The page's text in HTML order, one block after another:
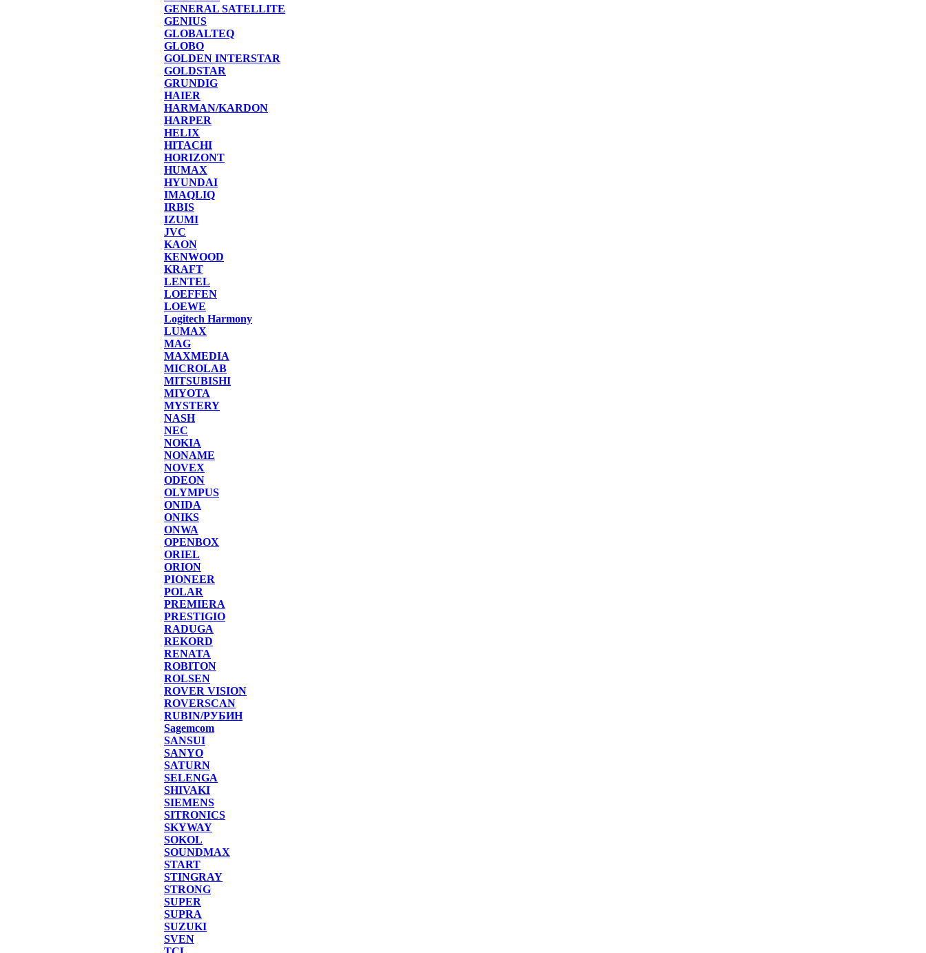
GENERAL SATELLITE
GENIUS
GLOBALTEQ
GLOBO
GOLDEN INTERSTAR
GOLDSTAR
GRUNDIG
HAIER
HARMAN/KARDON
HARPER
HELIX
HITACHI
HORIZONT
HUMAX
HYUNDAI
IMAQLIQ
IRBIS
IZUMI
JVC
KAON
KENWOOD
KRAFT
LENTEL
LOEFFEN
LOEWE
Logitech Harmony
LUMAX
MAG
MAXMEDIA
MICROLAB
MITSUBISHI
MIYOTA
MYSTERY
NASH
NEC
NOKIA
NONAME
NOVEX
ODEON
OLYMPUS
ONIDA
ONIKS
ONWA
OPENBOX
ORIEL
ORION
PIONEER
POLAR
PREMIERA
PRESTIGIO
RADUGA
REKORD
RENATA
ROBITON
ROLSEN
ROVER VISION
ROVERSCAN
RUBIN/РУБИН
Sagemcom
SANSUI
SANYO
SATURN
SELENGA
SHIVAKI
SIEMENS
SITRONICS
SKYWAY
SOKOL
SOUNDMAX
START
STINGRAY
STRONG
SUPER
SUPRA
SUZUKI
SVEN